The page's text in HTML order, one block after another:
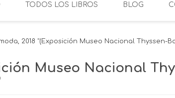
TODOS LOS LIBROS BLOG
2018 "(Exposición Museo Nacional Thyssen-
Museo Nacional